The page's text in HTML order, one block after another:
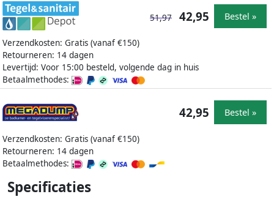
Verzendkosten: Gratis (vanaf €150)
Retourneren: 14 dagen
Levertijd: Voor 15:00 besteld, volgende dag in huis
Betaalmethodes:
51,97 42,95 Bestel »
Verzendkosten: Gratis (vanaf €150)
Retourneren: 14 dagen
Betaalmethodes:
42,95 Bestel »
Specificaties